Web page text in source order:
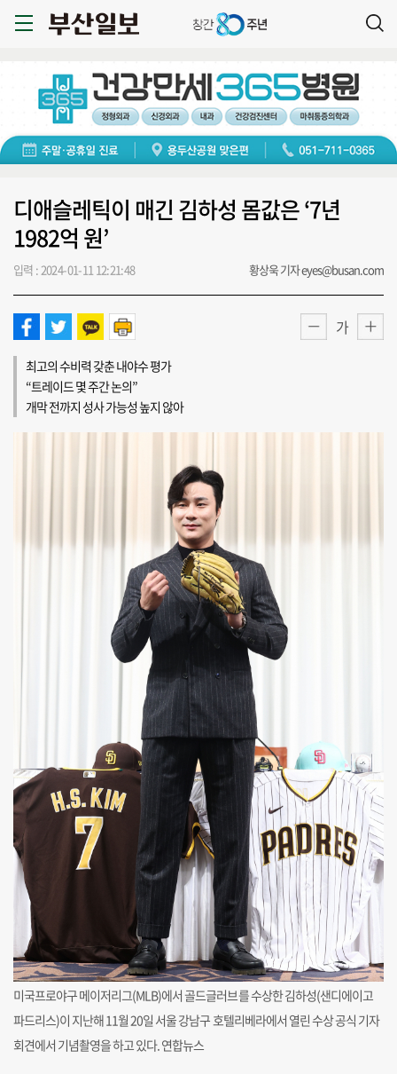
디애슬레틱이 매긴 김하성 몸값은 ‘7년
1982억 원’
입력 : 2024-01-11 12:21:48 황상욱 기자 eyes@busan.com
가
최고의 수비력 갖춘 내야수 평가
“트레이드 몇 주간 논의”
개막 전까지 성사 가능성 높지 않아
미국프로야구 메이저리그(MLB)에서 골드글러브를 수상한 김하성(샌디에이고
파드리스)이 지난해 11월 20일 서울 강남구 호텔리베라에서 열린 수상 공식 기자
회견에서 기념촬영을 하고 있다. 연합뉴스